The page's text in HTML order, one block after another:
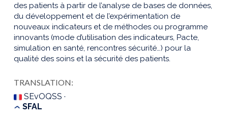
des patients à partir de l’analyse de bases de données,
du développement et de l’expérimentation de
nouveaux indicateurs et de méthodes ou programme
innovants (mode d’utilisation des indicateurs, Pacte,
simulation en santé, rencontres sécurité…) pour la
qualité des soins et la sécurité des patients.
TRANSLATION:
SEvOQSS ·
SFAL